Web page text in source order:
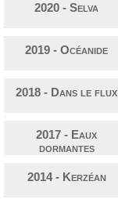
2020 - Selva
2019 - Océanide
2018 - Dans le flux
2017 - Eaux
dormantes
2014 - Kerzéan